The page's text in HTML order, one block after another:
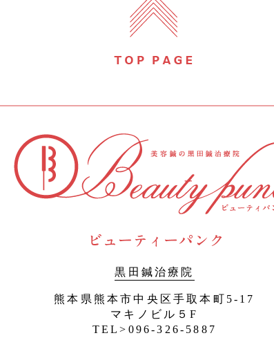
黒田鍼治療院
熊本県熊本市中央区手取本町5-17
マキノビル５F
TEL>096-326-5887